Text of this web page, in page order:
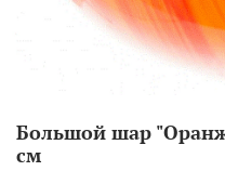
Большой шар
см